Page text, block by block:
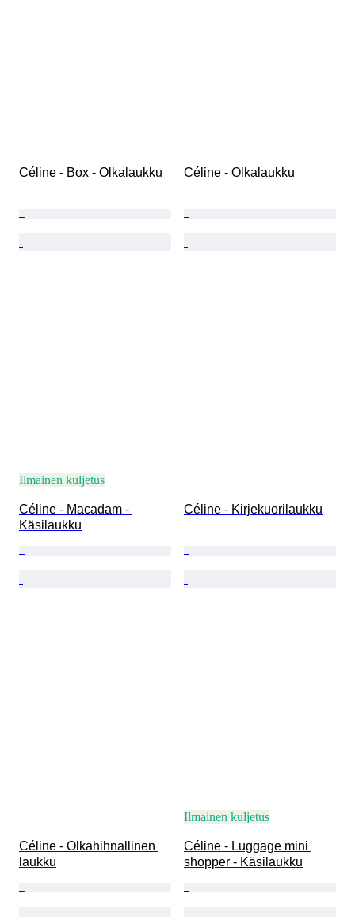
Céline - Box - Olkalaukku Céline - Olkalaukku
Ilmainen kuljetus
Céline - Macadam -
Käsilaukku
Céline - Kirjekuorilaukku
Céline - Olkahihnallinen
laukku
Ilmainen kuljetus
Céline - Luggage mini
shopper - Käsilaukku